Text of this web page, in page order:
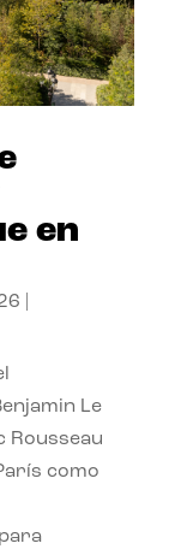
en
Le
Rousseau
como